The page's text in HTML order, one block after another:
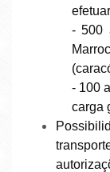
- 500
- 100
carga